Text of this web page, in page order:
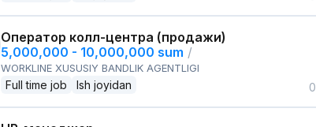
Оператор колл-центра (продажи)
5,000,000 - 10,000,000 sum /
WORKLINE XUSUSIY BANDLIK AGENTLIGI
Full time job Ish joyidan